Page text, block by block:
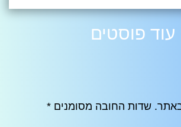
עוד פוסטים
שדות החובה מסומנים *